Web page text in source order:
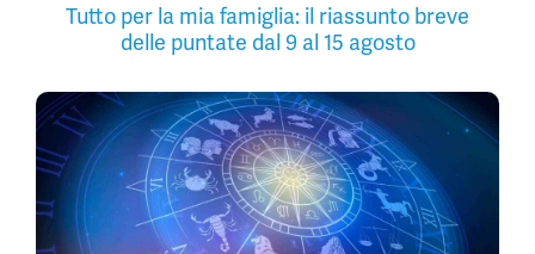
Tutto per la mia famiglia: il riassunto breve
delle puntate dal 9 al 15 agosto